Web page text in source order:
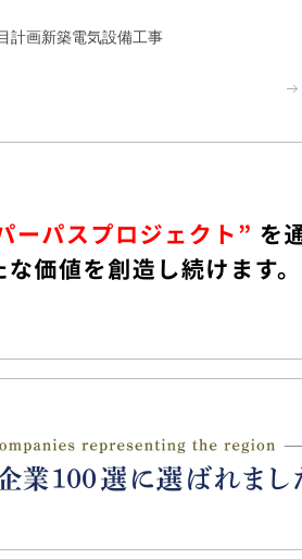
計画新築電気設備工事